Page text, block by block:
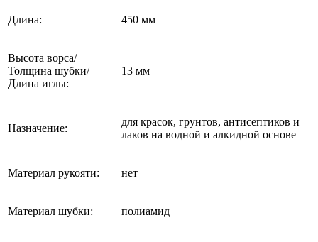
Длина: 450 мм
Высота ворса/
Толщина шубки/
Длина иглы:
13 мм
Назначение:
для красок, грунтов, антисептиков и
лаков на водной и алкидной основе
Материал рукояти: нет
Материал шубки: полиамид